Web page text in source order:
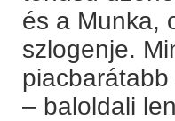
és a Munka,
szlogenje.
piacbarátabb
– baloldali